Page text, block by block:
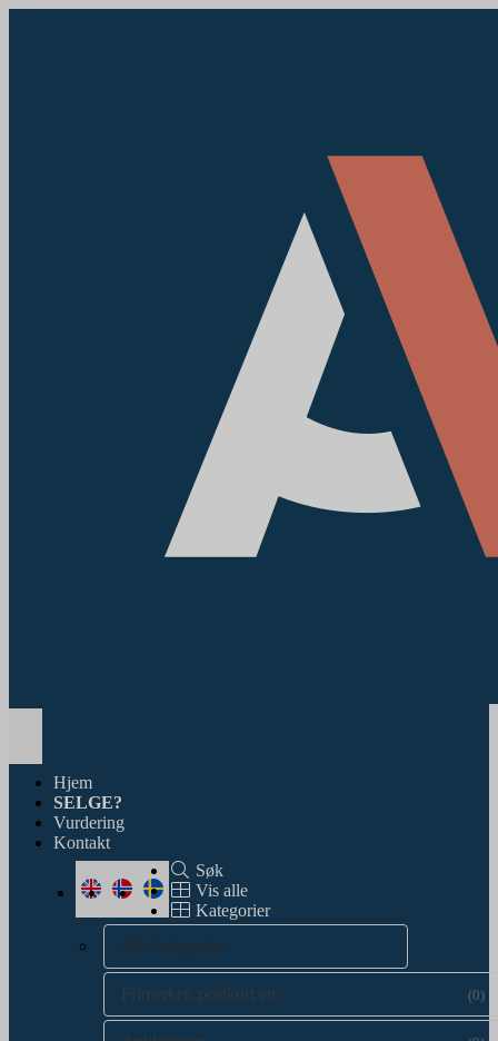
navigation
Hjem
SELGE?
Vurdering
Kontakt
Søk
Vis alle
Kategorier
Alle kategorier
Frimerker, postkort etc. (0)